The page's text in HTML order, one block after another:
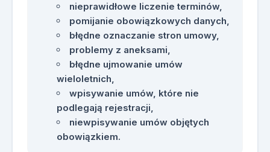
checklistę obowiązków,
checklistę dla CUW,
wykaz umów podlegających i
niepodlegających wpisowi,
wzory dokumentów wewnętrznych,
zestaw najczęściej zadawanych
pytań wraz z odpowiedziami,
omówienie najczęściej
popełnianych
To szkolenie ma charakter warsztatowy
nieprawidłowe liczenie terminów,
pomijanie obowiązkowych danych,
błędne oznaczanie stron umowy,
problemy z aneksami,
błędne ujmowanie umów
wieloletnich,
wpisywanie umów, które nie
podlegają rejestracji,
niewpisywanie umów objętych
obowiązkiem.